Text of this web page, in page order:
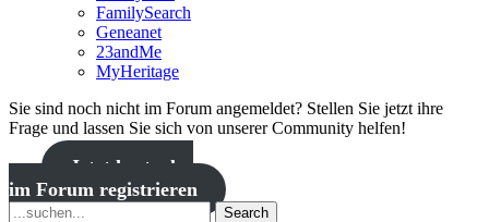
FamilySearch
Geneanet
23andMe
MyHeritage
Sie sind noch nicht im Forum angemeldet? Stellen Sie jetzt ihre
Frage und lassen Sie sich von unserer Community helfen!
Jetzt kostenlos
im Forum registrieren
Search